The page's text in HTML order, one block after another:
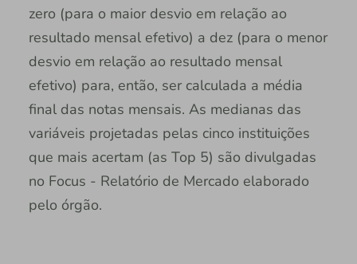
zero (para o maior desvio em relação ao
resultado mensal efetivo) a dez (para o menor
desvio em relação ao resultado mensal
efetivo) para, então, ser calculada a média
final das notas mensais. As medianas das
variáveis projetadas pelas cinco instituições
que mais acertam (as Top 5) são divulgadas
no Focus - Relatório de Mercado elaborado
pelo órgão.